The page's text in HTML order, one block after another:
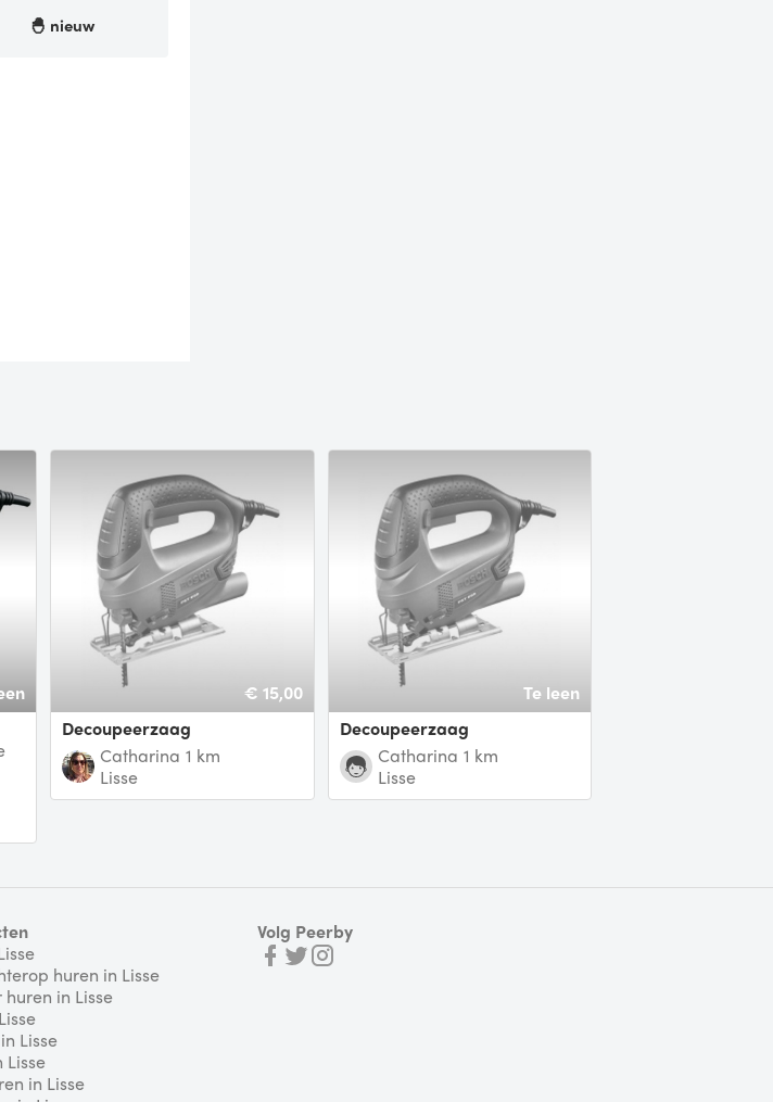
🐣 nieuw
€ 15,00
decoupeerzaag
Catharina 1 km
Lisse
Te leen
Decoupeerzaag
Catharina 1 km
Lisse
huren in Lisse
in Lisse
Lisse
Lisse
in Lisse
Volg Peerby